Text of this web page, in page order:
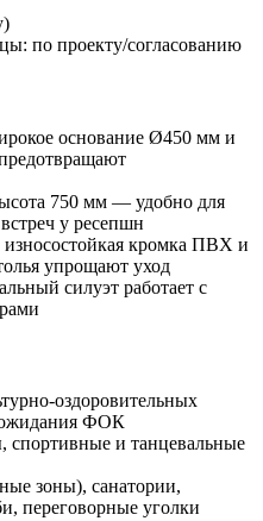
по проекту/согласованию
основание Ø450 мм и
750 мм — удобно для
у ресепшн
кромка ПВХ и
упрощают уход
силуэт работает с
ФОК
спортивные и танцевальные
зоны), санатории,
переговорные уголки